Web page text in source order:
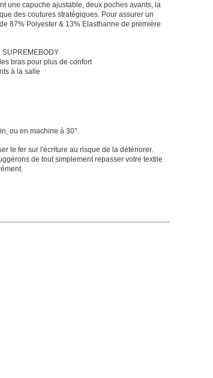
une capuche ajustable, deux poches avants, la
des coutures stratégiques. Pour assurer un
87% Polyester & 13% Elasthanne de première
bras pour plus de confort
à la salle
main, ou en machine à 30°.
le fer sur l'écriture au risque de la détériorer.
de tout simplement repasser votre textile